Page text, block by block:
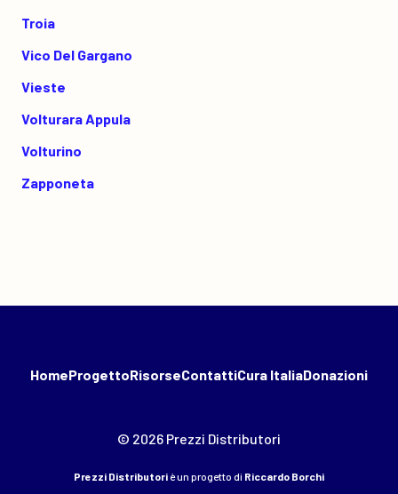
Troia
Vico Del Gargano
Vieste
Volturara Appula
Volturino
Zapponeta
HomeProgettoRisorseContattiCura ItaliaDonazioni
© 2026 Prezzi Distributori
Prezzi Distributori è un progetto di Riccardo Borchi